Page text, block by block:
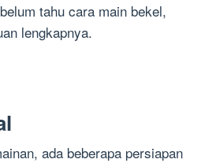
tahu cara main bekel,
lengkapnya.
ada beberapa persiapan